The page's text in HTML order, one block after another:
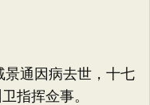
通因病去世，十七
指挥佥事。